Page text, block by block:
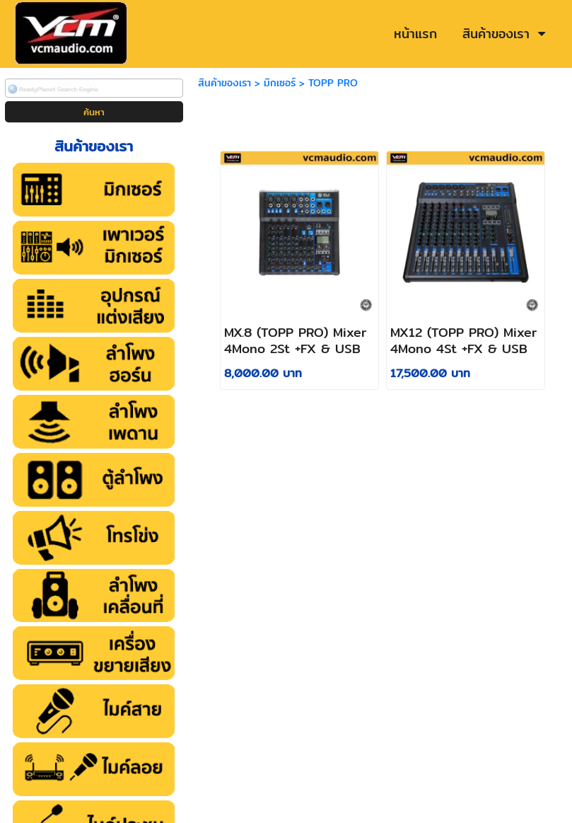
หน้าแรก สินค้าของเรา
สินค้าของเรา
สินค้าของเรา> มิกเซอร์> TOPP PRO
MX.8 (TOPP PRO) Mixer
4Mono 2St +FX & USB
8,000.00 บาท
MX12 (TOPP PRO) Mixer
4Mono 4St +FX & USB
17,500.00 บาท